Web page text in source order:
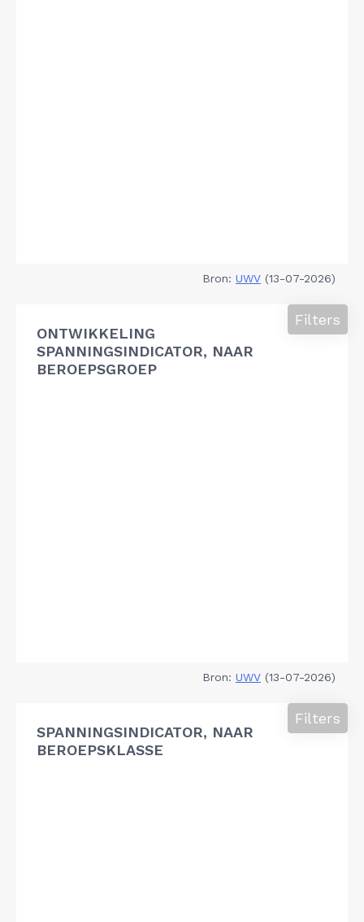
Bron: UWV (13-07-2026)
ONTWIKKELING
SPANNINGSINDICATOR, NAAR
BEROEPSGROEP
Filters
Bron: UWV (13-07-2026)
SPANNINGSINDICATOR, NAAR
BEROEPSKLASSE
Filters